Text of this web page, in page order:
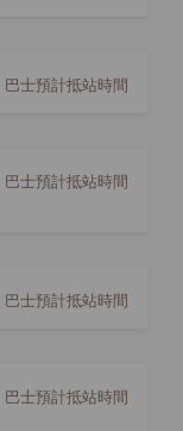
巴士預計抵站時間
巴士預計抵站時間
巴士預計抵站時間
巴士預計抵站時間